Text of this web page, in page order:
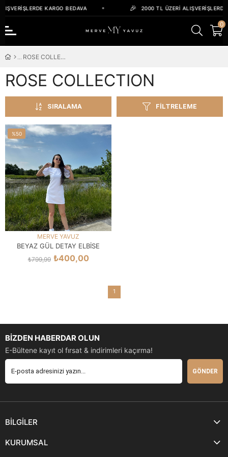
0
KARGO BEDAVA 2000 TL ÜZERI ALIŞVERIŞLERDE
ROSE COLLECTION
ROSE COLLECTION
FILTRELEME
SIRALAMA
%50
İndirim
MERVE YAVUZ
BEYAZ GÜL DETAY ELBİSE
₺400,00
₺799,99
1
BİZDEN HABERDAR OLUN
E-Bültene kayıt ol fırsat & indirimleri kaçırma!
GÖNDER
BİLGİLER
KURUMSAL